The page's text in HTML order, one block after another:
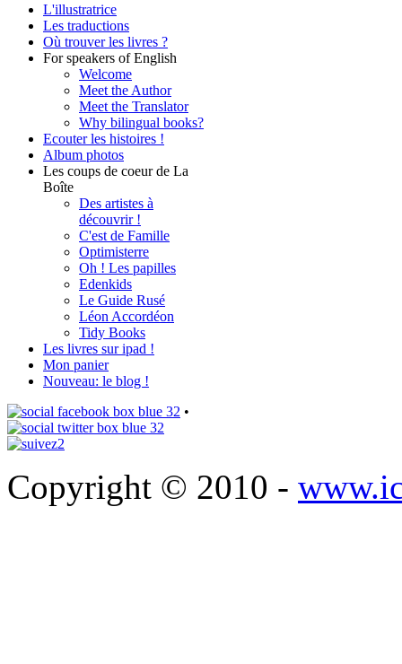
L'illustratrice
Les traductions
Où trouver les livres ?
For speakers of English
Welcome
Meet the Author
Meet the Translator
Why bilingual books?
Ecouter les histoires !
Album photos
Les coups de coeur de La
Boîte
Des artistes à
découvrir !
C'est de Famille
Optimisterre
Oh ! Les papilles
Edenkids
Le Guide Rusé
Léon Accordéon
Tidy Books
Les livres sur ipad !
Mon panier
Nouveau: le blog !
•
Copyright © 2010 -